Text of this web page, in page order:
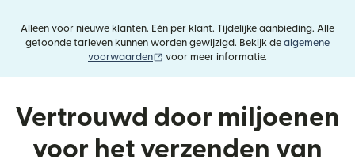
Alleen voor nieuwe klanten. Eén per klant. Tijdelijke aanbieding. Alle
getoonde tarieven kunnen worden gewijzigd. Bekijk de algemene
voorwaarden
(wordt geopend in een nieuw venster)
voor meer informatie.
Vertrouwd door miljoenen
voor het verzenden van